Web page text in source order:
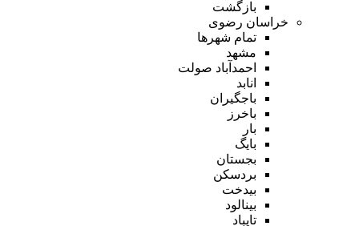
بازگشت
خراسان رضوی
تمام شهر‌ها
مشهد
احمدآباد صولت
انابد
باجگیران
باخرز
بار
بایگ
بجستان
بردسکن
بیدخت
بینالود
تایباد